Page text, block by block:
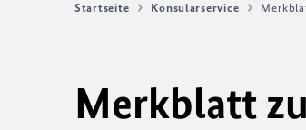
Startseite Konsularservice
Merkblatt